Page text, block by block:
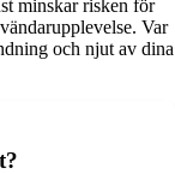
minskar risken för
Var
och njut av dina